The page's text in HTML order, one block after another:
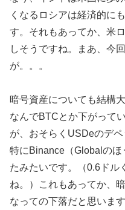
くなるロシアは経済的に
す。それもあってか、米
しそうですね。まあ、今
が。。。
暗号資産についても結構
なんでBTCとか下がって
が、おそらくUSDeのデペ
特にBinance（Globalの
たみたいです。（0.6ドル
ね。）これもあってか、
なっての下落だと思いま